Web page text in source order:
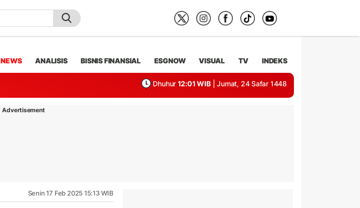
NEWS ANALISIS BISNIS FINANSIAL ESGNOW VISUAL TV INDEKS
Dhuhur 12:01 WIB | Jumat, 24 Safar 1448
Advertisement
Senin 17 Feb 2025 15:13 WIB